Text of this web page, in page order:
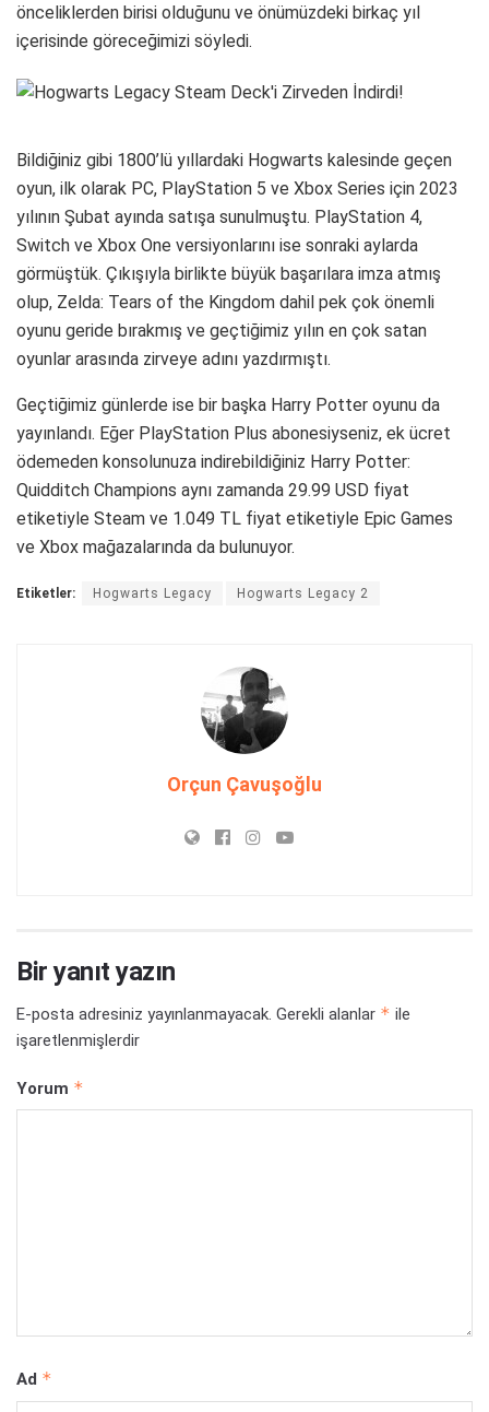
önceliklerden birisi olduğunu ve önümüzdeki birkaç yıl
içerisinde göreceğimizi söyledi.
Bildiğiniz gibi 1800’lü yıllardaki Hogwarts kalesinde geçen
oyun, ilk olarak PC, PlayStation 5 ve Xbox Series için 2023
yılının Şubat ayında satışa sunulmuştu. PlayStation 4,
Switch ve Xbox One versiyonlarını ise sonraki aylarda
görmüştük. Çıkışıyla birlikte büyük başarılara imza atmış
olup, Zelda: Tears of the Kingdom dahil pek çok önemli
oyunu geride bırakmış ve geçtiğimiz yılın en çok satan
oyunlar arasında zirveye adını yazdırmıştı.
Geçtiğimiz günlerde ise bir başka Harry Potter oyunu da
yayınlandı. Eğer PlayStation Plus abonesiyseniz, ek ücret
ödemeden konsolunuza indirebildiğiniz Harry Potter:
Quidditch Champions aynı zamanda 29.99 USD fiyat
etiketiyle Steam ve 1.049 TL fiyat etiketiyle Epic Games
ve Xbox mağazalarında da bulunuyor.
Etiketler: Hogwarts Legacy Hogwarts Legacy 2
Orçun Çavuşoğlu
Bir yanıt yazın
E-posta adresiniz yayınlanmayacak. Gerekli alanlar * ile
işaretlenmişlerdir
Yorum *
Ad *